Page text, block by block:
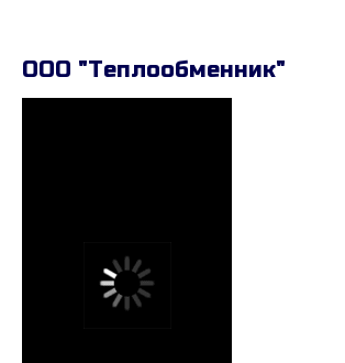
ООО "Теплообменник"